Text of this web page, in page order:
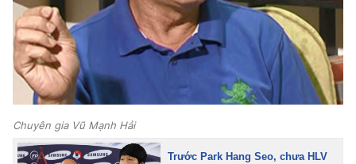
Chuyên gia Vũ Mạnh Hải
Trước Park Hang Seo, chưa HLV